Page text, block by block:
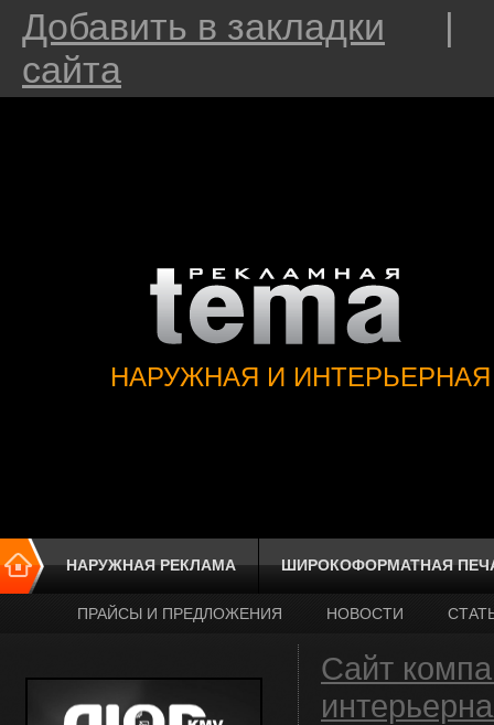
Добавить в закладки
сайта
НАРУЖНАЯ И
НАРУЖНАЯ РЕКЛАМА ШИРОКОФОРМАТНАЯ
ПРАЙСЫ И ПРЕДЛОЖЕНИЯ НОВОСТИ
Сайт